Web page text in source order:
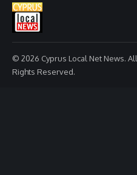
© 2026 Cyprus Local Net News. All
Rights Reserved.